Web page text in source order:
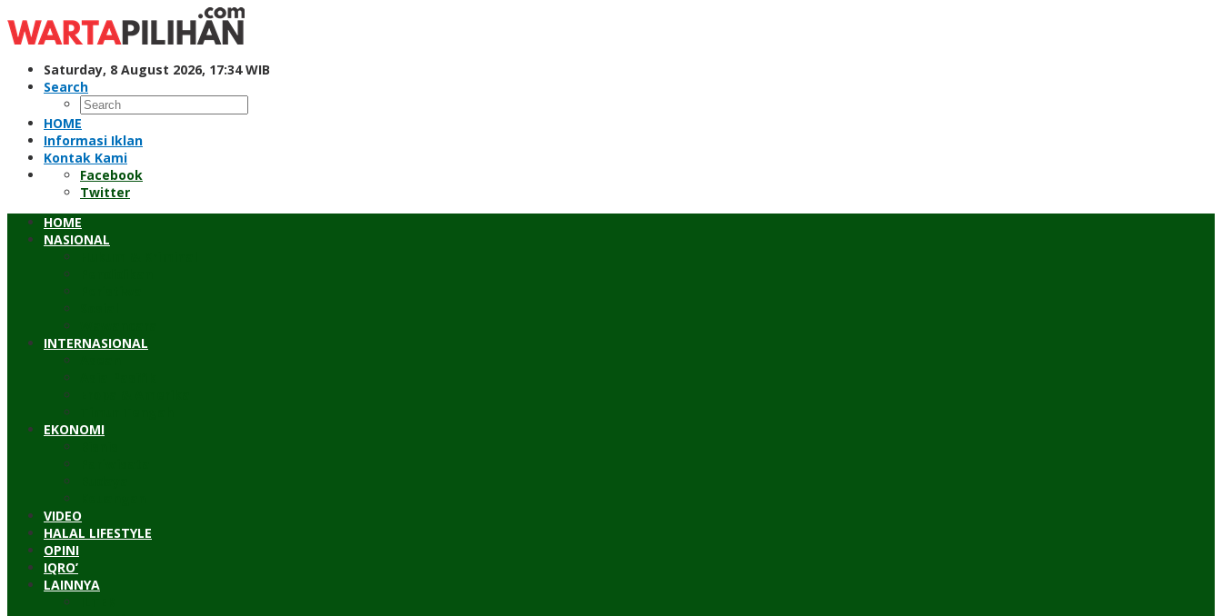
to
content
Saturday, 8 August 2026, 17:34 WIB
Search
HOME
Informasi Iklan
Kontak Kami
Facebook
Twitter
HOME
NASIONAL
INTERNASIONAL
EKONOMI
VIDEO
HALAL LIFESTYLE
OPINI
IQRO’
LAINNYA